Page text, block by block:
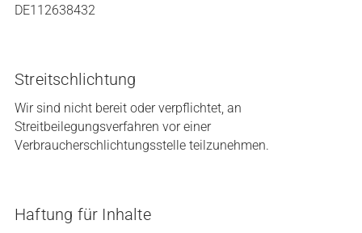
DE112638432
Streitschlichtung
Wir sind nicht bereit oder verpflichtet, an
Streitbeilegungsverfahren vor einer
Verbraucherschlichtungsstelle teilzunehmen.
Haftung für Inhalte